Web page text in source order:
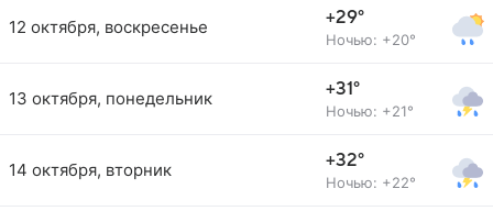
12 октября, воскресенье +29°
Ночью: +20°
13 октября, понедельник +31°
Ночью: +21°
14 октября, вторник +32°
Ночью: +22°